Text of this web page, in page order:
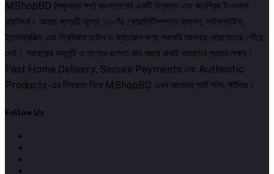
MShopBD (মজুমদার শপ) বাংলাদেশের একটি বিশ্বস্ত এবং জনপ্রিয় ই-কমার্স
প্ল্যাটফর্ম। আমরা সাশ্রয়ী মূল্যে ১০০% কোয়ালিটিসম্পন্ন ফ্যাশন, লাইফস্টাইল,
ইলেকট্রনিক্স এবং প্রিমিয়াম হার্বাল ও ন্যাচারাল পণ্য সরাসরি আপনার দোরগোড়ায় পৌঁছে
দেই। গ্রাহকের সন্তুষ্টি ও পণ্যের গুণগত মান বজায় রাখাই আমাদের প্রধান লক্ষ্য।
Fast Home Delivery, Secure Payments এবং Authentic
Products-এর নিশ্চয়তা নিয়ে MShopBD এখন আপনার স্মার্ট শপিং পার্টনার।
Follow Us